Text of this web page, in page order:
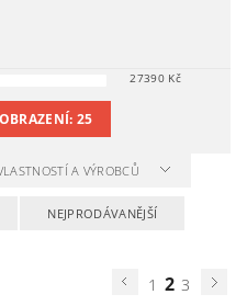
27390Kč
25
A VÝROBCŮ
NEJPRODÁVANĚJŠÍ
1 2 3